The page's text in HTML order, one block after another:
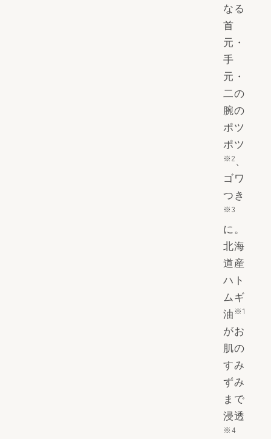
なる
首
元・
手
元・
二の
腕の
ポツ
ポツ
※2、
ゴワ
つき
※3
に。
北海
道産
ハト
ムギ
油 ※1
がお
肌の
すみ
ずみ
まで
浸透
※4